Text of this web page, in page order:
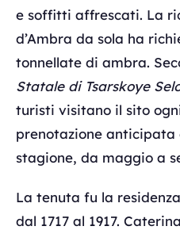
e soffitti affrescati. La
d’Ambra da sola ha
tonnellate di ambra.
Statale di Tsarskoye
turisti visitano il sito
prenotazione anticipata
stagione, da maggio a
La tenuta fu la
dal 1717 al 1917.